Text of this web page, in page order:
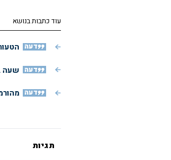
עוד כתבות בנושא
דעה
דעה שעה
דעה
תגיות